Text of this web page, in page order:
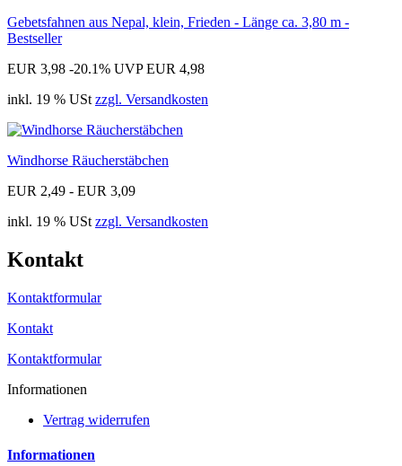
Gebetsfahnen aus Nepal, klein, Frieden - Länge ca. 3,80 m -
Bestseller
EUR 3,98 -20.1% UVP EUR 4,98
inkl. 19 % USt zzgl. Versandkosten
Windhorse Räucherstäbchen
EUR 2,49 - EUR 3,09
inkl. 19 % USt zzgl. Versandkosten
Kontakt
Kontaktformular
Kontakt
Kontaktformular
Informationen
Vertrag widerrufen
Informationen